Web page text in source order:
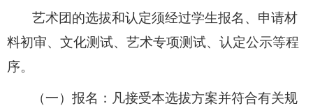
艺术团的选拔和认定须经过学生报名、申请材
料初审、文化测试、艺术专项测试、认定公示等程
序。
（一）报名：凡接受本选拔方案并符合有关规